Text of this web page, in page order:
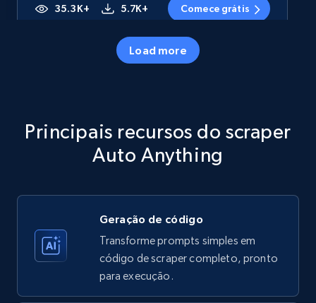
35.3K+ 5.7K+ Comece grátis
price, Currency, Availability, Reviews count, and
Amazon products - Collects products by
specific keywords
Title, Seller name, Brand, Description, Initial
Load more
Principais recursos do scraper
Auto Anything
Geração de código
Transforme prompts simples em
código de scraper completo, pronto
para execução.